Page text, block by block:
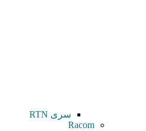
سری RTN
Racom